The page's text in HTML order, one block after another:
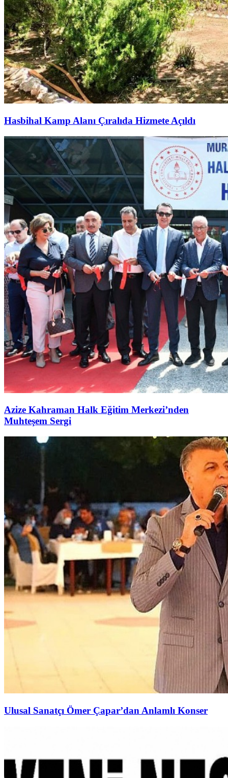
Hasbihal Kamp Alanı Çıralıda Hizmete Açıldı
Azize Kahraman Halk Eğitim Merkezi’nden
Muhteşem Sergi
Ulusal Sanatçı Ömer Çapar’dan Anlamlı Konser